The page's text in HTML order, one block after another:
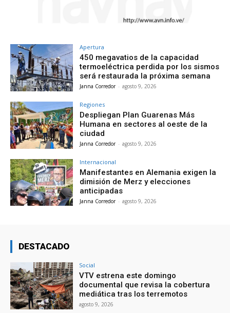
Apertura
450 megavatios de la capacidad
termoeléctrica perdida por los sismos
será restaurada la próxima semana
Janna Corredor - agosto 9, 2026
Regiones
Despliegan Plan Guarenas Más
Humana en sectores al oeste de la
ciudad
Janna Corredor - agosto 9, 2026
Internacional
Manifestantes en Alemania exigen la
dimisión de Merz y elecciones
anticipadas
Janna Corredor - agosto 9, 2026
DESTACADO
Social
VTV estrena este domingo
documental que revisa la cobertura
mediática tras los terremotos
agosto 9, 2026